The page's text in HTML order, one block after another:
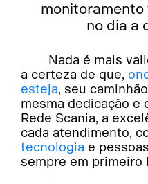
monitoramento
no dia a
Nada é mais
a certeza de que,
esteja, seu
mesma dedicação
Rede Scania, a
cada atendimento,
tecnologia e
sempre em primeiro